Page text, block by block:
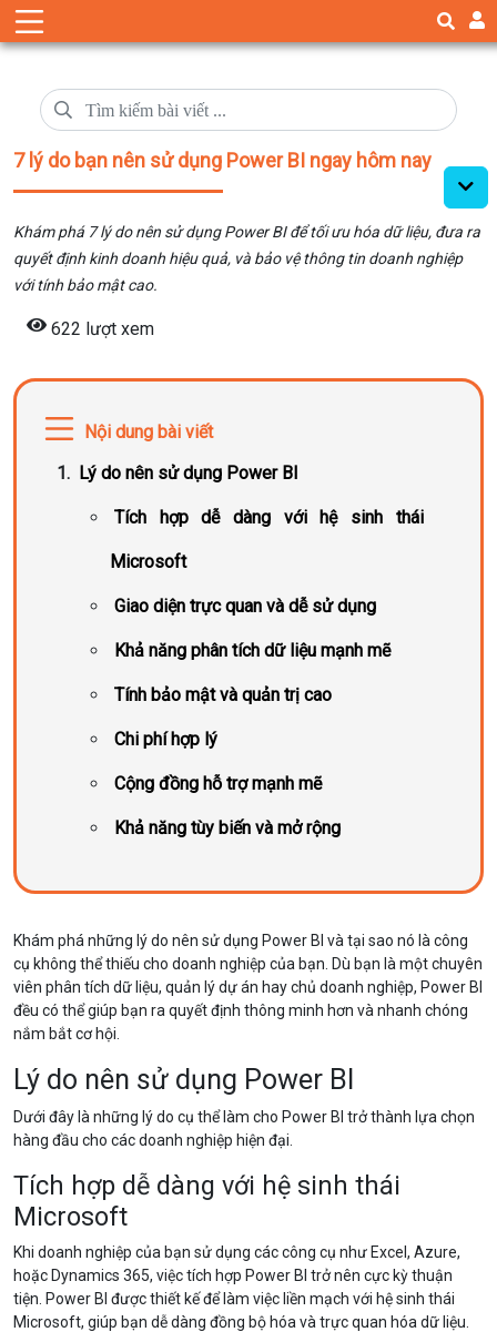
7 lý do bạn nên sử dụng Power BI ngay hôm nay
Khám phá 7 lý do nên sử dụng Power BI để tối ưu hóa dữ liệu, đưa ra
quyết định kinh doanh hiệu quả, và bảo vệ thông tin doanh nghiệp
với tính bảo mật cao.
622 lượt xem
Nội dung bài viết
Lý do nên sử dụng Power BI
Tích hợp dễ dàng với hệ sinh thái
Microsoft
Giao diện trực quan và dễ sử dụng
Khả năng phân tích dữ liệu mạnh mẽ
Tính bảo mật và quản trị cao
Chi phí hợp lý
Cộng đồng hỗ trợ mạnh mẽ
Khả năng tùy biến và mở rộng
Khám phá những lý do nên sử dụng Power BI và tại sao nó là công
cụ không thể thiếu cho doanh nghiệp của bạn. Dù bạn là một chuyên
viên phân tích dữ liệu, quản lý dự án hay chủ doanh nghiệp, Power BI
đều có thể giúp bạn ra quyết định thông minh hơn và nhanh chóng
nắm bắt cơ hội.
Lý do nên sử dụng Power BI
Dưới đây là những lý do cụ thể làm cho Power BI trở thành lựa chọn
hàng đầu cho các doanh nghiệp hiện đại.
Tích hợp dễ dàng với hệ sinh thái
Microsoft
Khi doanh nghiệp của bạn sử dụng các công cụ như Excel, Azure,
hoặc Dynamics 365, việc tích hợp Power BI trở nên cực kỳ thuận
tiện. Power BI được thiết kế để làm việc liền mạch với hệ sinh thái
Microsoft, giúp bạn dễ dàng đồng bộ hóa và trực quan hóa dữ liệu.